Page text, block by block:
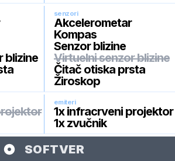
blizine
senzori
Akcelerometar
Kompas
Senzor blizine
Virtuelni senzor blizine
Čitač otiska prsta
Žiroskop
emiteri
1x infracrveni projektor
1x zvučnik
SOFTVER